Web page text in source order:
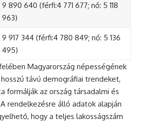
9 890 640 (férfi:4 771 677; nő: 5 118
963)
9 917 344 (férfi:4 780 849; nő: 5 136
495)
Magyarország népességének
távú demográfiai trendeket,
formálják az ország társadalmi és
rendelkezésre álló adatok alapján
hogy a teljes lakosságszám